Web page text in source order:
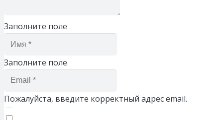
Заполните поле
Заполните поле
Пожалуйста, введите корректный адрес email.